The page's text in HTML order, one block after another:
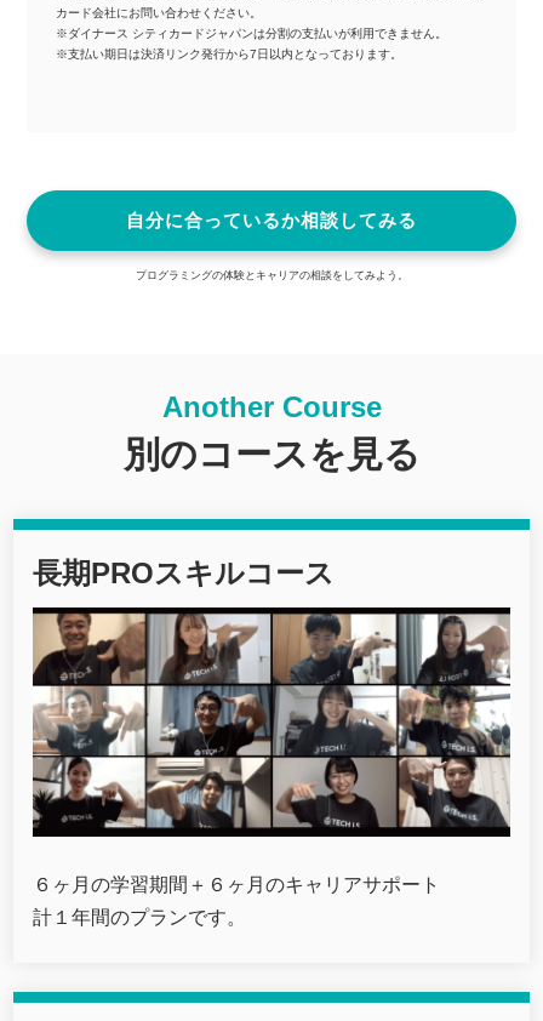
カード会社にお問い合わせください。
※ダイナース シティカードジャパンは分割の支払いが利用できません。
※支払い期日は決済リンク発行から7日以内となっております。
自分に合っているか相談してみる
プログラミングの体験とキャリアの相談をしてみよう。
Another Course
別のコースを見る
長期PROスキルコース
６ヶ月の学習期間＋６ヶ月のキャリアサポート
計１年間のプランです。